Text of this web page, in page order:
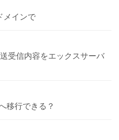
メインで
受信内容をエックスサーバ
移行できる？